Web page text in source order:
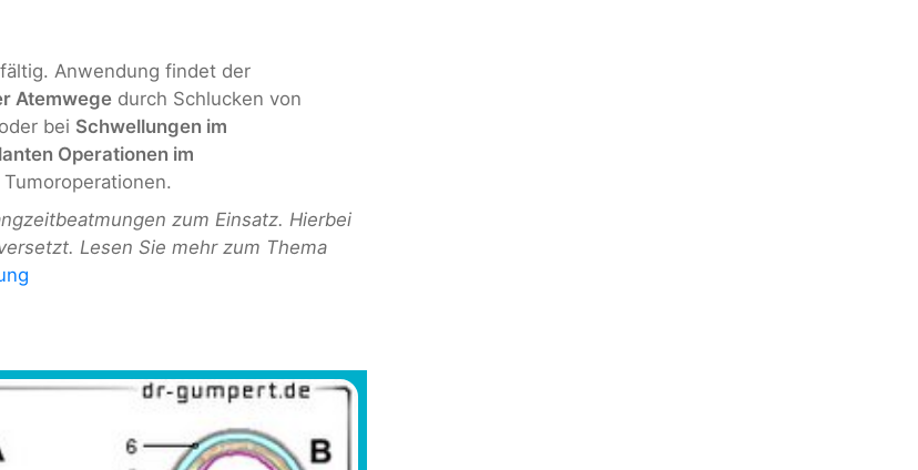
Anwendung findet der
Atemwege durch Schlucken von
bei Schwellungen im
Operationen im
zum Einsatz. Hierbei
Lesen Sie mehr zum Thema